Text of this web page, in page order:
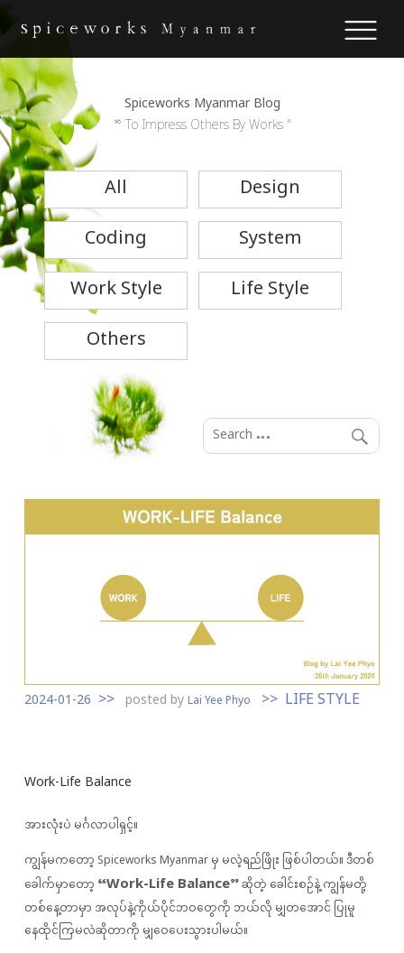
Spiceworks Myanmar Blog
“ To Impress Others By Works "
All
Design
Coding
System
Work Style
Life Style
Others
2024-01-26 posted byLai Yee Phyo LIFE STYLE
Work-Life Balance
အားလုံးပဲ မင်္ဂလာပါရှင့်။
ကျွန်မကတော့ Spiceworks Myanmar မှ မလဲ့ရည်ဖြိုး ဖြစ်ပါတယ်။ ဒီတစ်
ခေါက်မှာတော့“Work-Life Balance”ဆိုတဲ့ ခေါင်းစဉ်နဲ့ ကျွန်မတို့
တစ်နေ့တာမှာ အလုပ်နဲ့ကိုယ်ပိုင်ဘဝတွေကို ဘယ်လို မျှတအောင် ပြုမူ
နေထိုင်ကြမလဲဆိုတာကို မျှဝေပေးသွားပါမယ်။